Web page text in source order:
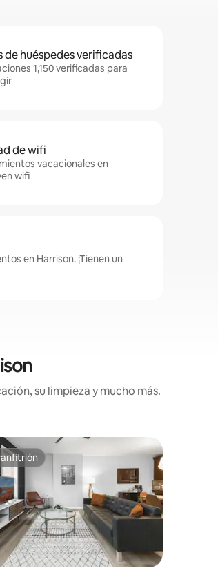
de huéspedes verificadas
1,150 verificadas para
de wifi
vacacionales en
wifi
en Harrison. ¡Tienen un
su limpieza y mucho más.